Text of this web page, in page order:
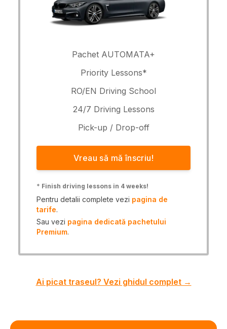
Pachet AUTOMATA+
Priority Lessons*
RO/EN Driving School
24/7 Driving Lessons
Pick-up / Drop-off
Vreau să mă înscriu!
* Finish driving lessons in 4 weeks!
Pentru detalii complete vezi pagina de
tarife.
Sau vezi pagina dedicată pachetului
Premium.
Ai picat traseul? Vezi ghidul complet →